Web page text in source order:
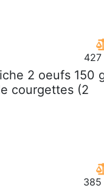
427
2 oeufs 150
courgettes (2
385